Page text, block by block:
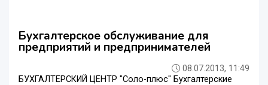
Бухгалтерское обслуживание для
предприятий и предпринимателей
08.07.2013, 11:49
БУХГАЛТЕРСКИЙ ЦЕНТР "Соло-плюс" Бухгалтерские